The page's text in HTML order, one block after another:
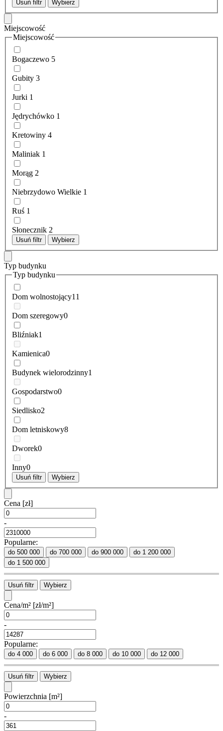
Usuń filtr Wybierz
Miejscowość
Miejscowość
Bogaczewo 5
Gubity 3
Jurki 1
Jędrychówko 1
Kretowiny 4
Maliniak 1
Morąg 2
Niebrzydowo Wielkie 1
Ruś 1
Słonecznik 2
Usuń filtr Wybierz
Typ budynku
Typ budynku
Dom wolnostojący11
Dom szeregowy0
Bliźniak1
Kamienica0
Budynek wielorodzinny1
Gospodarstwo0
Siedlisko2
Dom letniskowy8
Dworek0
Inny0
Usuń filtr Wybierz
Cena [zł]
-
Popularne:
do 500 000 do 700 000 do 900 000
do 1 200 000
do 1 500 000
Usuń filtr Wybierz
Cena/m² [zł/m²]
-
Popularne:
do 4 000 do 6 000 do 8 000 do 10 000 do 12 000
Usuń filtr Wybierz
Powierzchnia [m²]
-